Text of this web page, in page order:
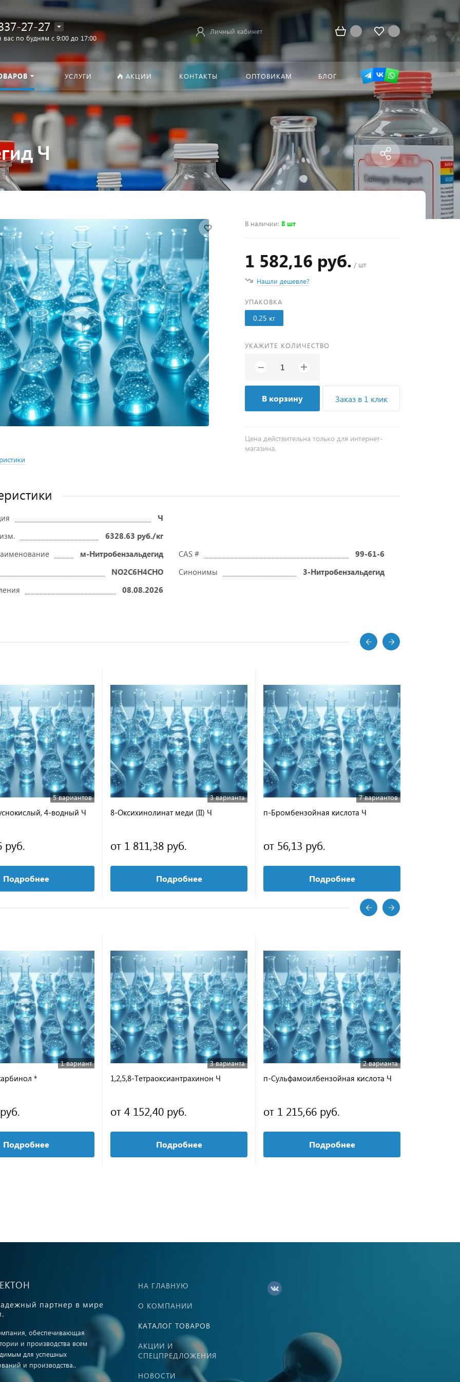
27-27
вас по будням с 9:00 до 17:00
Личный кабинет
УСЛУГИ АКЦИИ КОНТАКТЫ ОПТОВИКАМ БЛОГ
Ч
В наличии:8 шт
1 582,16 руб. / шт
Нашли дешевле?
УПАКОВКА
0.25 кг
УКАЖИТЕ КОЛИЧЕСТВО
− +
В корзину Заказ в 1 клик
Цена действительна только для интернет-
магазина.
Ч
6328.63 руб./кг
м-Нитробензальдегид CAS #
99-61-6
NO2C6H4CHO Синонимы
3-Нитробензальдегид
08.08.2026
5 вариантов
4-водный Ч
руб.
Подробнее
3 варианта
8-Оксихинолинат меди (II) Ч
от 1 811,38 руб.
Подробнее
7 вариантов
п-Бромбензойная кислота Ч
от 56,13 руб.
Подробнее
1 вариант
*
Подробнее
3 варианта
1,2,5,8-Тетраоксиантрахинон Ч
от 4 152,40 руб.
Подробнее
2 варианта
п-Сульфамоилбензойная кислота Ч
от 1 215,66 руб.
Подробнее
партнер в мире
обеспечивающая
и производства всем
для успешных
и производства..
НА ГЛАВНУЮ
О КОМПАНИИ
КАТАЛОГ ТОВАРОВ
АКЦИИ И
СПЕЦПРЕДЛОЖЕНИЯ
НОВОСТИ